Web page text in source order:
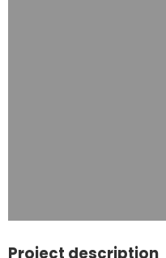
Project description